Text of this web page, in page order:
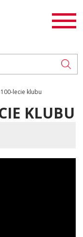
lecie klubu
KLUBU